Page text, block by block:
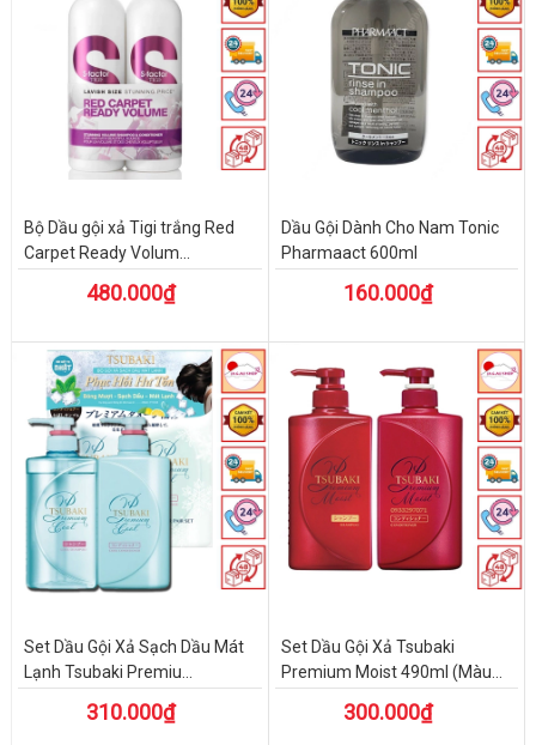
Bộ Dầu gội xả Tigi trắng Red
Carpet Ready Volum...
480.000₫
Dầu Gội Dành Cho Nam Tonic
Pharmaact 600ml
160.000₫
Set Dầu Gội Xả Sạch Dầu Mát
Lạnh Tsubaki Premiu...
310.000₫
Set Dầu Gội Xả Tsubaki
Premium Moist 490ml (Màu...
300.000₫